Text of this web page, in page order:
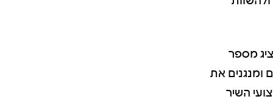
מספר
ומנגנים את
השיר